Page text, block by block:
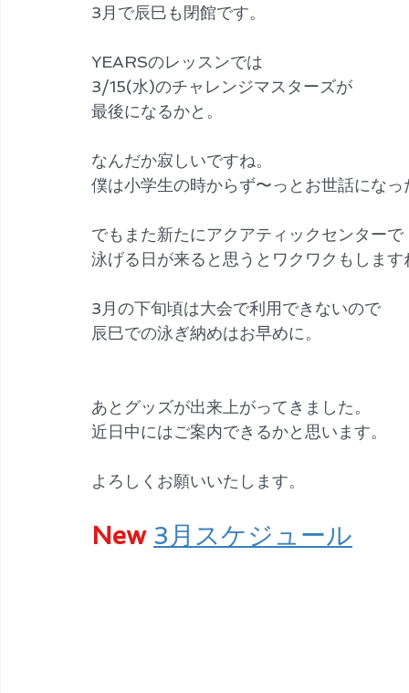
3月で辰巳も閉館です。
YEARSのレッスンでは
3/15(水)のチャレンジマスターズが
最後になるかと。
なんだか寂しいですね。
僕は小学生の時からず〜っとお世話になっ
でもまた新たにアクアティックセンターで
泳げる日が来ると思うとワクワクもします
3月の下旬頃は大会で利用できないので
辰巳での泳ぎ納めはお早めに。
あとグッズが出来上がってきました。
近日中にはご案内できるかと思います。
よろしくお願いいたします。
New 3月スケジュール